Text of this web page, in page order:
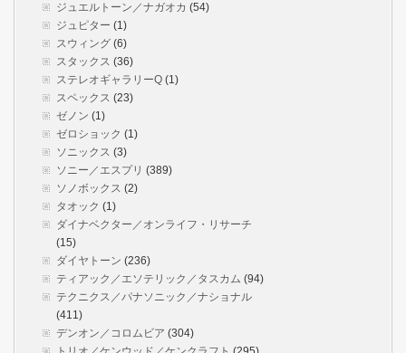
ジュエルトーン／ナガオカ (54)
ジュピター (1)
スウィング (6)
スタックス (36)
ステレオギャラリーQ (1)
スペックス (23)
ゼノン (1)
ゼロショック (1)
ソニックス (3)
ソニー／エスプリ (389)
ソノボックス (2)
タオック (1)
ダイナベクター／オンライフ・リサーチ
(15)
ダイヤトーン (236)
ティアック／エソテリック／タスカム (94)
テクニクス／パナソニック／ナショナル
(411)
デンオン／コロムビア (304)